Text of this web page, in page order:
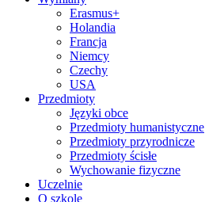
Erasmus+
Holandia
Francja
Niemcy
Czechy
USA
Przedmioty
Języki obce
Przedmioty humanistyczne
Przedmioty przyrodnicze
Przedmioty ścisłe
Wychowanie fizyczne
Uczelnie
O szkole